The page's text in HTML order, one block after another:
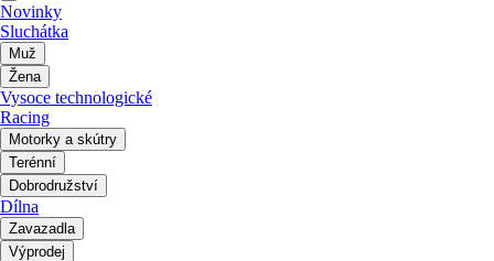
Novinky
Sluchátka
Muž
Žena
Vysoce technologické
Racing
Motorky a skútry
Terénní
Dobrodružství
Dílna
Zavazadla
Výprodej